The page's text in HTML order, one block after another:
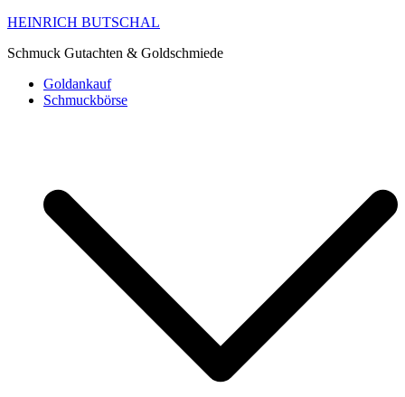
HEINRICH BUTSCHAL
Schmuck Gutachten & Goldschmiede
Goldankauf
Schmuckbörse